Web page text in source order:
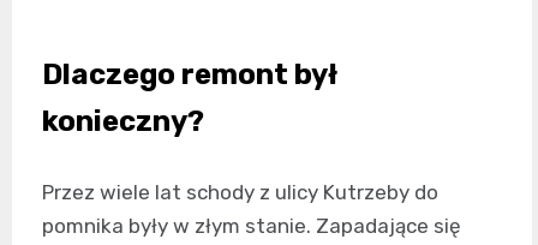
Dlaczego remont był
konieczny?
Przez wiele lat schody z ulicy Kutrzeby do
pomnika były w złym stanie. Zapadające się